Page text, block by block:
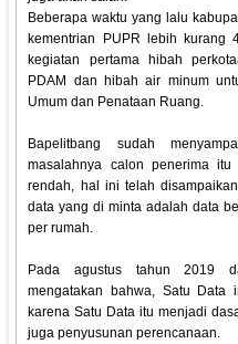
Beberapa waktu yang lalu
kementrian PUPR lebih
kegiatan pertama hibah
PDAM dan hibah air minum
Umum dan Penataan Ruang.
Bapelitbang sudah
masalahnya calon penerima itu
rendah, hal ini telah
data yang di minta adalah data
per rumah.
Pada agustus tahun 2019
mengatakan bahwa, Satu Data
karena Satu Data itu menjadi
juga penyusunan perencanaan.